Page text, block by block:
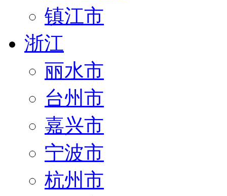
镇江市
浙江
丽水市
台州市
嘉兴市
宁波市
杭州市